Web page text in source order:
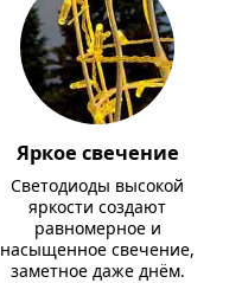
Яркое свечение
Светодиоды высокой
яркости создают
равномерное и
насыщенное свечение,
заметное даже днём.